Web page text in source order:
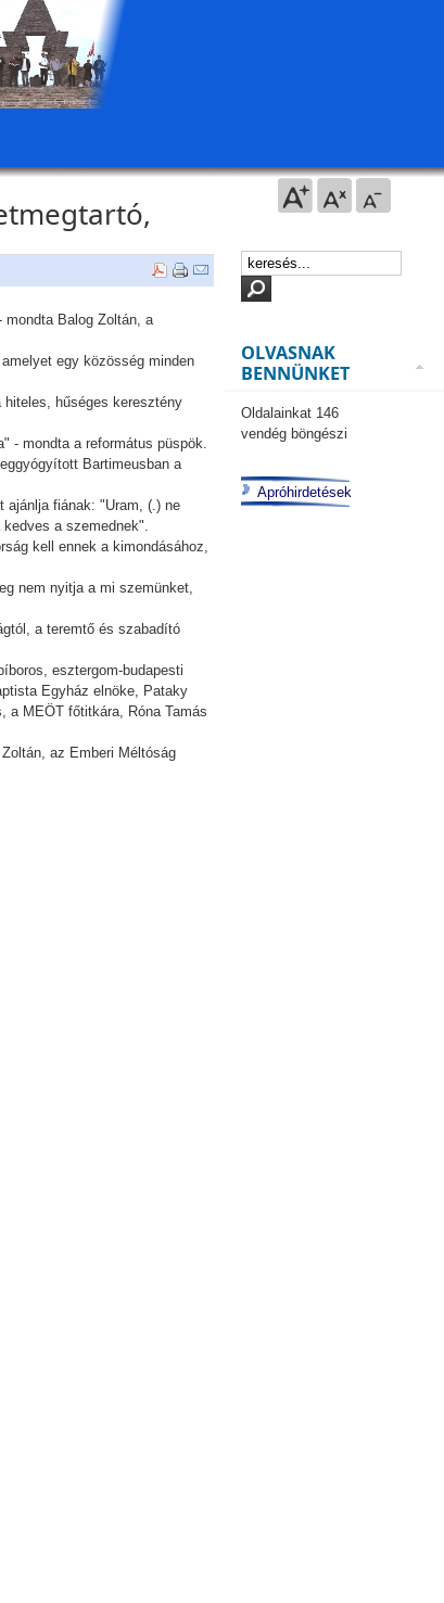
mondta Balog Zoltán, a
egy közösség minden
hűséges keresztény
- mondta a református püspök.
Bartimeusban a
fiának: "Uram, (.) ne
a szemednek".
kell ennek a kimondásához,
nem nyitja a mi szemünket,
a teremtő és szabadító
esztergom-budapesti
Egyház elnöke, Pataky
a MEÖT főtitkára, Róna Tamás
az Emberi Méltóság
OLVASNAK
BENNÜNKET
Oldalainkat 146
vendég böngészi
Apróhirdetések